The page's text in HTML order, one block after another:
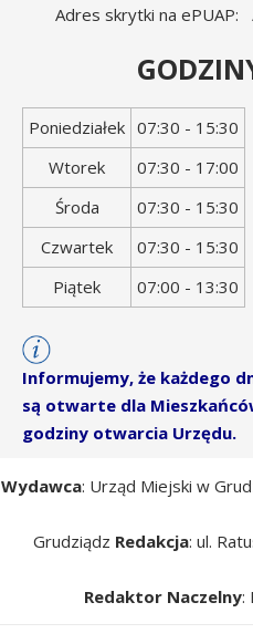
Adres skrytki na ePUAP:
Dzień
tygodnia
Godziny
otwarcia
Poniedziałek 07:30 - 15:30
Wtorek
07:30 - 17:00
Środa
07:30 - 15:30
Czwartek
07:30 - 15:30
Piątek
07:00 - 13:30
Informujemy, że każdego
są otwarte dla
godziny otwarcia Urzędu.
Wydawca: Urząd Miejski w
Grudziądz Redakcja: ul.
Redaktor Naczelny: